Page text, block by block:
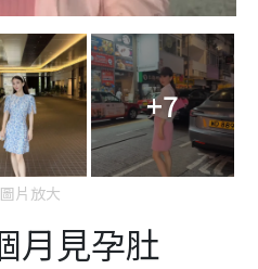
+7
片放大
月見孕肚